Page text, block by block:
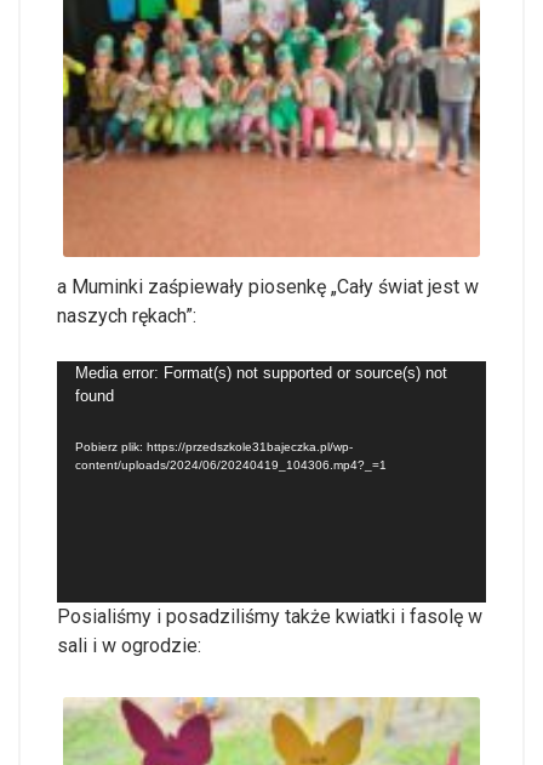
a Muminki zaśpiewały piosenkę „Cały świat jest w
naszych rękach”:
Odtwarzacz
video
Media error: Format(s) not supported or source(s) not
found
Pobierz plik: https://przedszkole31bajeczka.pl/wp-
content/uploads/2024/06/20240419_104306.mp4?_=1
Posialiśmy i posadziliśmy także kwiatki i fasolę w
sali i w ogrodzie: